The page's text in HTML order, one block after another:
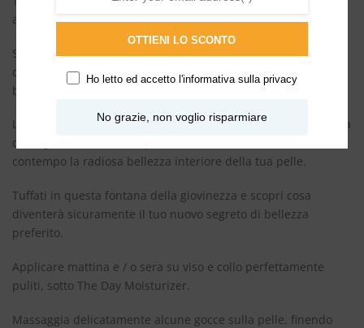
antietà, idratanti e densificanti.
Stimola le funzioni vitali della pelle, attivando la sintesi di
collagene e il reintegro dell’umidità, offrendo un leggero
bagliore rugiadoso al viso.
La rinfrescante texture cristallina risveglia i sensi e migliora la
carnagione, lasciandola più morbida e soda, rivelando al
contempo la radiosa bellezza interiore della tua pelle.
Tuffati in questa fontana della giovinezza e scopri cosa
diventerà sicuramente il tuo nuovo segreto di bellezza
preferito.
Applicare mattina e / o sera su viso e collo perfettamente
puliti, sotto The Day Moisturizer.
Massaggia delicatamente alcune gocce sulla pelle, finendo
OTTIENI LO SCONTO
Ho letto ed accetto l'informativa sulla privacy
No grazie, non voglio risparmiare